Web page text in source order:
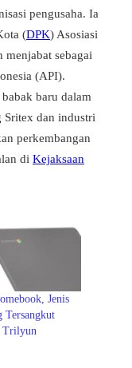
pengusaha. Ia
(DPK) Asosiasi
menjabat sebagai
(API).
baru dalam
Sritex dan industri
perkembangan
di Kejaksaan
Jenis
Tersangkut
Trilyun